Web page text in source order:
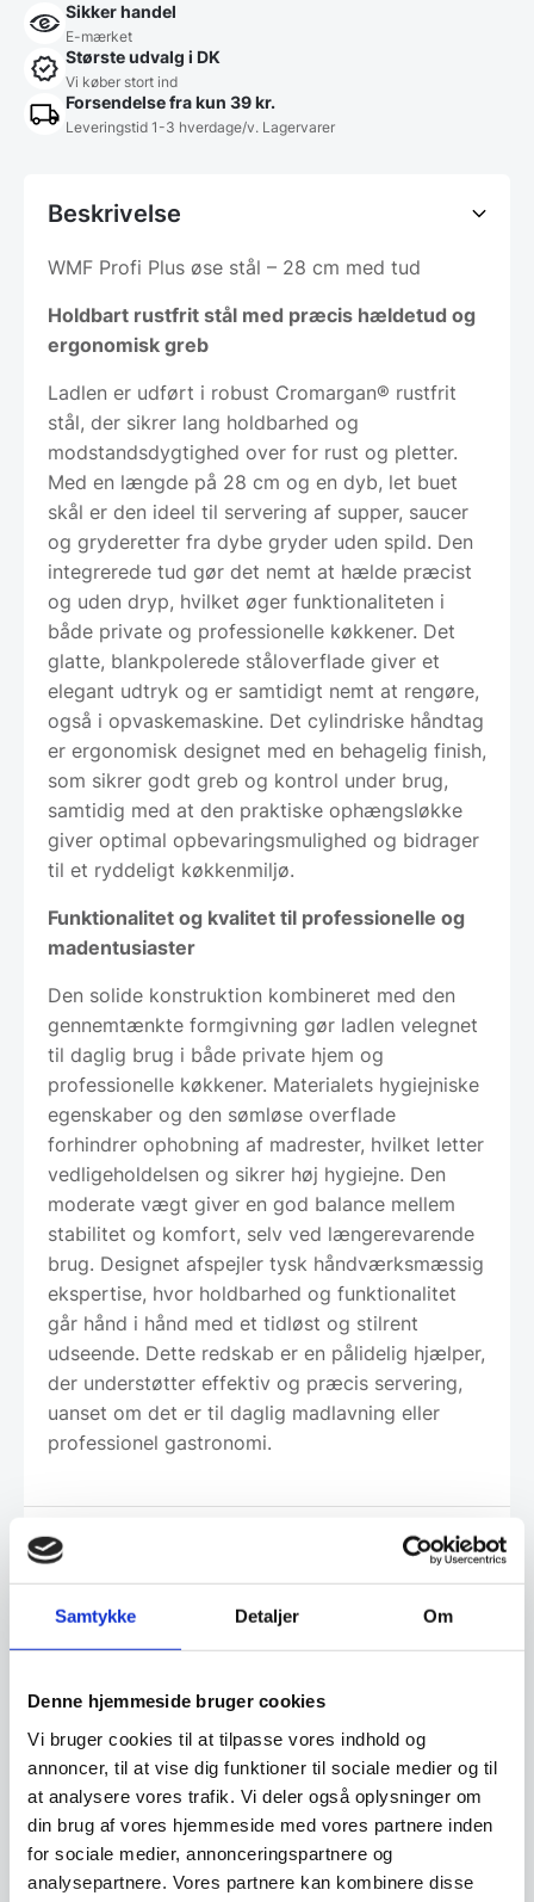
Samtykke Detaljer Om
Denne hjemmeside bruger cookies
Vi bruger cookies til at tilpasse vores indhold og
annoncer, til at vise dig funktioner til sociale medier og til
at analysere vores trafik. Vi deler også oplysninger om
din brug af vores hjemmeside med vores partnere inden
for sociale medier, annonceringspartnere og
analysepartnere. Vores partnere kan kombinere disse
Sikker handel
E-mærket
Største udvalg i DK
Vi køber stort ind
Forsendelse fra kun 39 kr.
Leveringstid 1-3 hverdage/v. Lagervarer
Beskrivelse
WMF Profi Plus øse stål – 28 cm med tud
Holdbart rustfrit stål med præcis hældetud og
ergonomisk greb
Ladlen er udført i robust Cromargan® rustfrit
stål, der sikrer lang holdbarhed og
modstandsdygtighed over for rust og pletter.
Med en længde på 28 cm og en dyb, let buet
skål er den ideel til servering af supper, saucer
og gryderetter fra dybe gryder uden spild. Den
integrerede tud gør det nemt at hælde præcist
og uden dryp, hvilket øger funktionaliteten i
både private og professionelle køkkener. Det
glatte, blankpolerede ståloverflade giver et
elegant udtryk og er samtidigt nemt at rengøre,
også i opvaskemaskine. Det cylindriske håndtag
er ergonomisk designet med en behagelig finish,
som sikrer godt greb og kontrol under brug,
samtidig med at den praktiske ophængsløkke
giver optimal opbevaringsmulighed og bidrager
til et ryddeligt køkkenmiljø.
Funktionalitet og kvalitet til professionelle og
madentusiaster
Den solide konstruktion kombineret med den
gennemtænkte formgivning gør ladlen velegnet
til daglig brug i både private hjem og
professionelle køkkener. Materialets hygiejniske
egenskaber og den sømløse overflade
forhindrer ophobning af madrester, hvilket letter
vedligeholdelsen og sikrer høj hygiejne. Den
moderate vægt giver en god balance mellem
stabilitet og komfort, selv ved længerevarende
brug. Designet afspejler tysk håndværksmæssig
ekspertise, hvor holdbarhed og funktionalitet
går hånd i hånd med et tidløst og stilrent
udseende. Dette redskab er en pålidelig hjælper,
der understøtter effektiv og præcis servering,
uanset om det er til daglig madlavning eller
professionel gastronomi.
Om koncernen & god kvalitet
Har du spørgsmål til varen? Klik her
Vi prismatcher - Klik her
Relaterede varer